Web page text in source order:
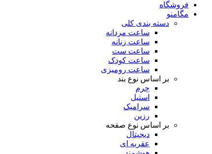
فروشگاه
مگامنو
دسته بندی کلی
ساعت مردانه
ساعت زنانه
ساعت ست
ساعت کودک
ساعت رومیزی
بر اساس نوع بند
چرم
استیل
سرامیک
رزین
بر اساس نوع صفحه
دیجیتال
عقربه ای